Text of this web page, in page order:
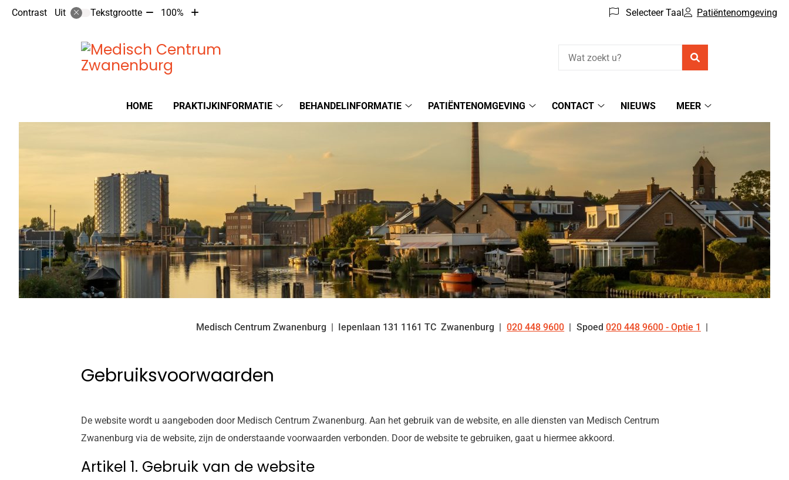
Contrast Uit Tekstgrootte Tekst
10%
100%
Tekst
10%
Selecteer Taal Patiëntenomgeving
Hoofdmenu
HOME
PRAKTIJKINFORMATIE
BEHANDELINFORMATIE
PATIËNTENOMGEVING
CONTACT
NIEUWS
MEER
Medisch Centrum Zwanenburg Iepenlaan 131 1161 TC Zwanenburg Tel:
020 448 9600 Spoed 020 448 9600 - Optie 1
Gebruiksvoorwaarden
De website wordt u aangeboden door Medisch Centrum Zwanenburg. Aan het gebruik van de website, en alle diensten van Medisch Centrum
Zwanenburg via de website, zijn de onderstaande voorwaarden verbonden. Door de website te gebruiken, gaat u hiermee akkoord.
Artikel 1. Gebruik van de website